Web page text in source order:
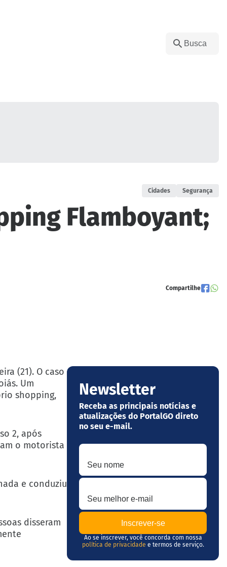
Cidades Segurança
Flamboyant;
Compartilhe
(21). O caso
Um
shopping,
2, após
o motorista
e conduziu
disseram
Newsletter
Receba as principais notícias e
atualizações do PortalGO direto
no seu e-mail.
Seu nome
Seu melhor e-mail
Ao se inscrever, você concorda com nossa
política de privacidade e termos de serviço.